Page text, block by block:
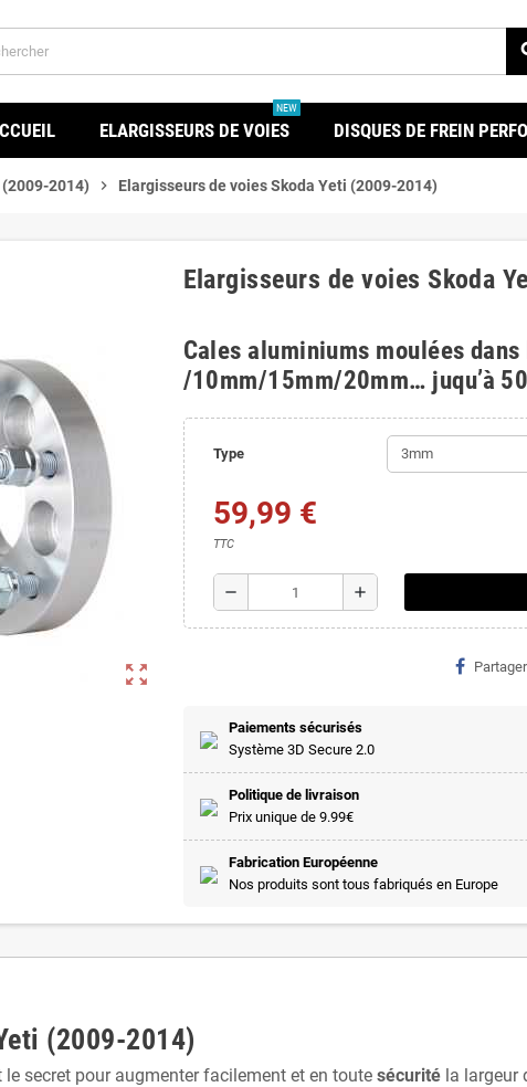
ELARGISSEURS DE VOIES
NEW
DISQUES DE FREIN
2014) chevron_right Elargisseurs de voies Skoda Yeti (2009-2014)
zoom_out_map
Elargisseurs de voies Skoda
Cales aluminiums moulées
/10mm/15mm/20mm… juqu’à
Type
59,99 €
TTC
remove add
Partager
Paiements sécurisés
Système 3D Secure 2.0
Politique de livraison
Prix unique de 9.99€
Fabrication Européenne
Nos produits sont tous fabriqués en Europe
(2009-2014)
secret pour augmenter facilement et en toute sécurité la largeur